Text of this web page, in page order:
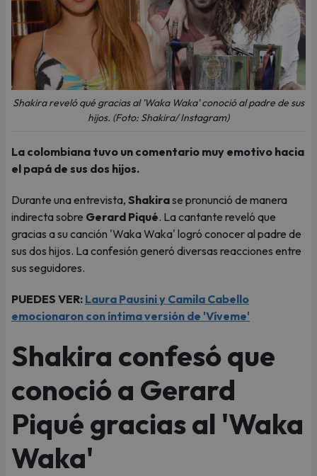
Shakira reveló qué gracias al 'Waka Waka' conoció al padre de sus
hijos. (Foto: Shakira/ Instagram)
La colombiana tuvo un comentario muy emotivo hacia
el papá de sus dos hijos.
Durante una entrevista, Shakirase pronunció de manera
indirecta sobre Gerard Piqué. La cantante reveló que
gracias a su canción 'Waka Waka' logró conocer al padre de
sus dos hijos. La confesión generó diversas reacciones entre
sus seguidores.
PUEDES VER: Laura Pausini y Camila Cabello
emocionaron con íntima versión de 'Víveme'
Shakira confesó que
conoció a Gerard
Piqué gracias al 'Waka
Waka'